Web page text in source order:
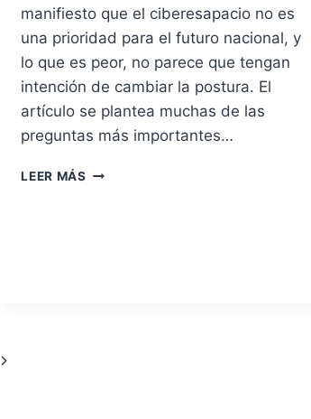
manifiesto que el ciberesapacio no es
una prioridad para el futuro nacional, y
lo que es peor, no parece que tengan
intención de cambiar la postura. El
artículo se plantea muchas de las
preguntas más importantes…
LEER MÁS Y
Siguiente